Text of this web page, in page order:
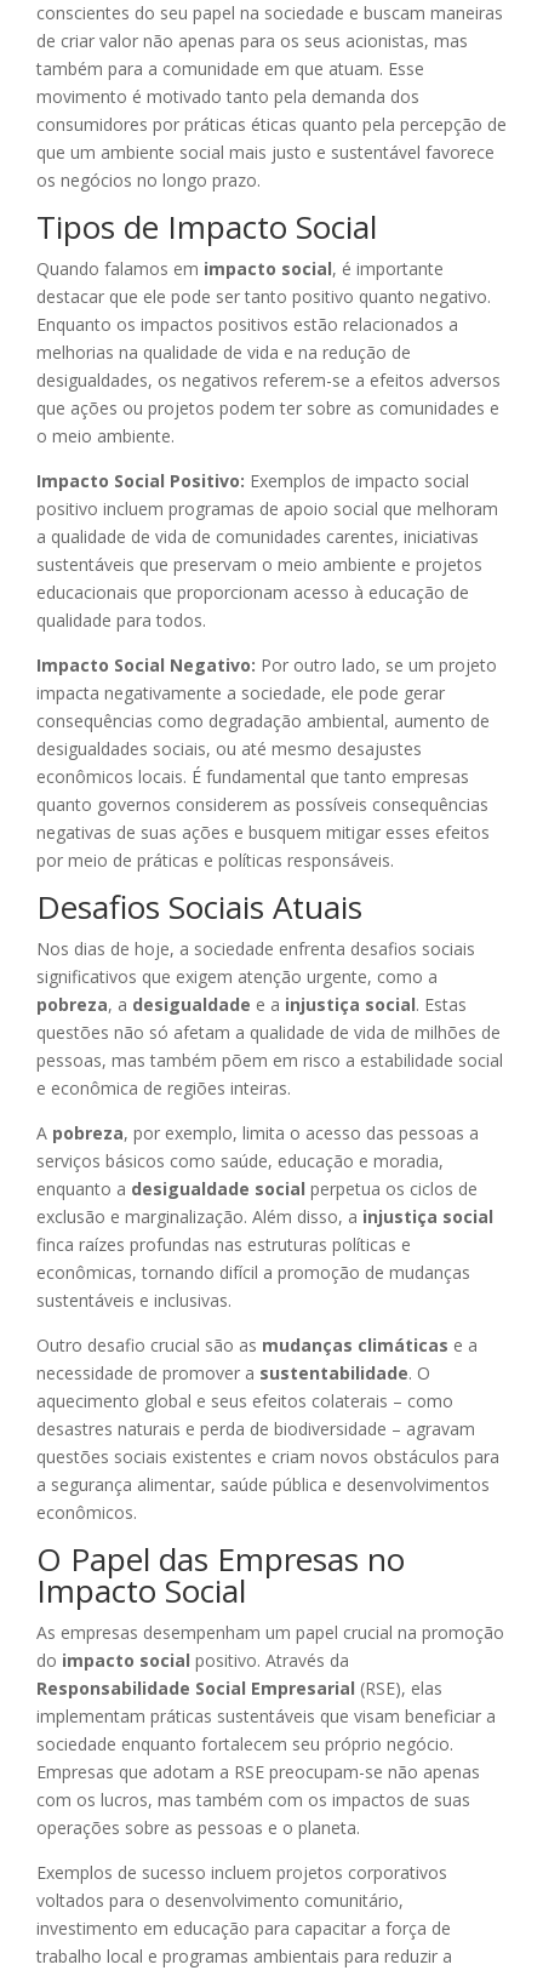
conscientes do seu papel na sociedade e buscam maneiras
de criar valor não apenas para os seus acionistas, mas
também para a comunidade em que atuam. Esse
movimento é motivado tanto pela demanda dos
consumidores por práticas éticas quanto pela percepção de
que um ambiente social mais justo e sustentável favorece
os negócios no longo prazo.
Tipos de Impacto Social
Quando falamos em impacto social, é importante
destacar que ele pode ser tanto positivo quanto negativo.
Enquanto os impactos positivos estão relacionados a
melhorias na qualidade de vida e na redução de
desigualdades, os negativos referem-se a efeitos adversos
que ações ou projetos podem ter sobre as comunidades e
o meio ambiente.
Impacto Social Positivo: Exemplos de impacto social
positivo incluem programas de apoio social que melhoram
a qualidade de vida de comunidades carentes, iniciativas
sustentáveis que preservam o meio ambiente e projetos
educacionais que proporcionam acesso à educação de
qualidade para todos.
Impacto Social Negativo: Por outro lado, se um projeto
impacta negativamente a sociedade, ele pode gerar
consequências como degradação ambiental, aumento de
desigualdades sociais, ou até mesmo desajustes
econômicos locais. É fundamental que tanto empresas
quanto governos considerem as possíveis consequências
negativas de suas ações e busquem mitigar esses efeitos
por meio de práticas e políticas responsáveis.
Desafios Sociais Atuais
Nos dias de hoje, a sociedade enfrenta desafios sociais
significativos que exigem atenção urgente, como a
pobreza, a desigualdade e a injustiça social. Estas
questões não só afetam a qualidade de vida de milhões de
pessoas, mas também põem em risco a estabilidade social
e econômica de regiões inteiras.
A pobreza, por exemplo, limita o acesso das pessoas a
serviços básicos como saúde, educação e moradia,
enquanto a desigualdade social perpetua os ciclos de
exclusão e marginalização. Além disso, a injustiça social
finca raízes profundas nas estruturas políticas e
econômicas, tornando difícil a promoção de mudanças
sustentáveis e inclusivas.
Outro desafio crucial são as mudanças climáticas e a
necessidade de promover a sustentabilidade. O
aquecimento global e seus efeitos colaterais – como
desastres naturais e perda de biodiversidade – agravam
questões sociais existentes e criam novos obstáculos para
a segurança alimentar, saúde pública e desenvolvimentos
econômicos.
O Papel das Empresas no
Impacto Social
As empresas desempenham um papel crucial na promoção
do impacto social positivo. Através da
Responsabilidade Social Empresarial (RSE), elas
implementam práticas sustentáveis que visam beneficiar a
sociedade enquanto fortalecem seu próprio negócio.
Empresas que adotam a RSE preocupam-se não apenas
com os lucros, mas também com os impactos de suas
operações sobre as pessoas e o planeta.
Exemplos de sucesso incluem projetos corporativos
voltados para o desenvolvimento comunitário,
investimento em educação para capacitar a força de
trabalho local e programas ambientais para reduzir a